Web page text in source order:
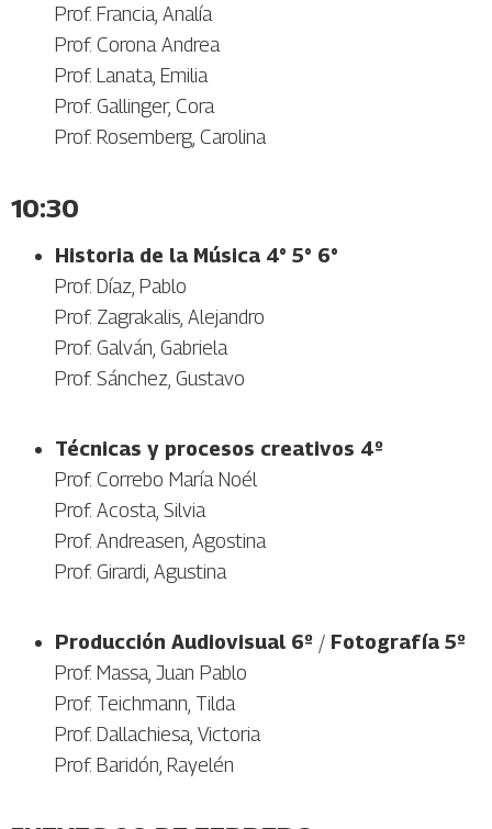
Prof. Francia, Analía
Prof. Corona Andrea
Prof. Lanata, Emilia
Prof. Gallinger, Cora
Prof. Rosemberg, Carolina
10:30
Historia de la Música 4° 5° 6°
Prof. Díaz, Pablo
Prof. Zagrakalis, Alejandro
Prof. Galván, Gabriela
Prof. Sánchez, Gustavo
Técnicas y procesos creativos 4º
Prof. Correbo María Noél
Prof. Acosta, Silvia
Prof. Andreasen, Agostina
Prof. Girardi, Agustina
Producción Audiovisual 6º / Fotografía 5º
Prof. Massa, Juan Pablo
Prof. Teichmann, Tilda
Prof. Dallachiesa, Victoria
Prof. Baridón, Rayelén